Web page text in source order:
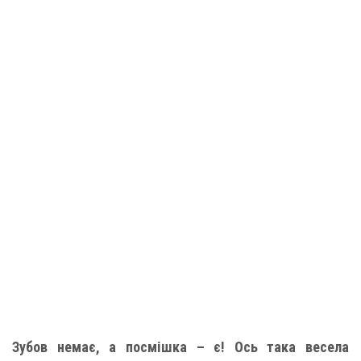
Зубов немає, а посмішка – є! Ось така весела